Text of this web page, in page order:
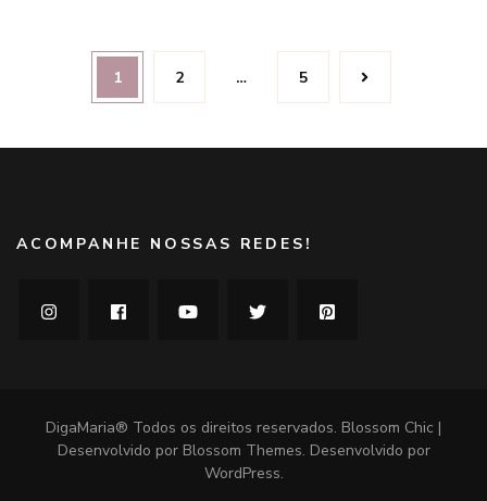
verão
NavegaçãoPágina
1 Página
2 … Página
5
ACOMPANHE NOSSAS REDES!
DigaMaria® Todos os direitos reservados. Blossom Chic |
Desenvolvido por Blossom Themes. Desenvolvido por
WordPress.